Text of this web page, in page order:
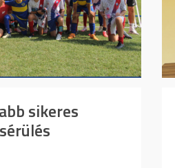
sikeres